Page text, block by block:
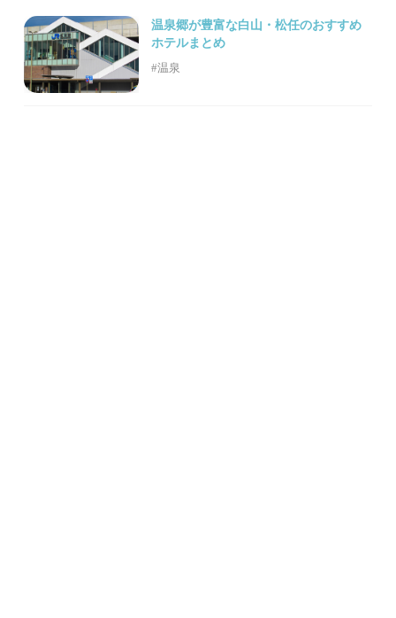
温泉郷が豊富な白山・松任のおすすめ
ホテルまとめ
#温泉